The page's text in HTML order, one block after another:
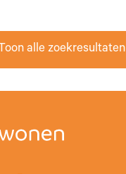
Toon alle zoekresultaten